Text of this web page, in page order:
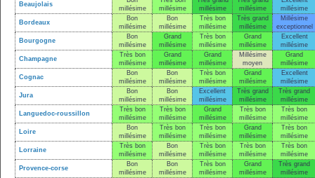
Beaujolais
millésime
millésime
millésime
millésime
millésime
Bordeaux
Bon
millésime
Bon
millésime
Très bon
millésime
Très grand
millésime
Millésime
exceptionnel
Bourgogne
Bon
millésime
Grand
millésime
Très bon
millésime
Grand
millésime
Excellent
millésime
Champagne
Très bon
millésime
Grand
millésime
Grand
millésime
Millésime
moyen
Grand
millésime
Cognac
Bon
millésime
Bon
millésime
Très bon
millésime
Grand
millésime
Excellent
millésime
Jura
Bon
millésime
Bon
millésime
Excellent
millésime
Très grand
millésime
Très grand
millésime
Languedoc-roussillon
Très bon
millésime
Très bon
millésime
Grand
millésime
Très bon
millésime
Très bon
millésime
Loire
Bon
millésime
Très bon
millésime
Très bon
millésime
Grand
millésime
Très bon
millésime
Lorraine
Très bon
millésime
Bon
millésime
Très bon
millésime
Très bon
millésime
Très bon
millésime
Provence-corse
Bon
millésime
Bon
millésime
Très bon
millésime
Grand
millésime
Très grand
millésime